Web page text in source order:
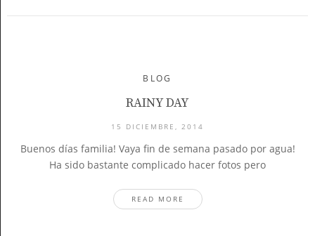
BLOG
RAINY DAY
15 DICIEMBRE, 2014
Buenos días familia! Vaya fin de semana pasado por agua!
Ha sido bastante complicado hacer fotos pero
READ MORE